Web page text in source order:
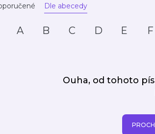
Dle abecedy
A B C D E F
Ouha, od tohoto